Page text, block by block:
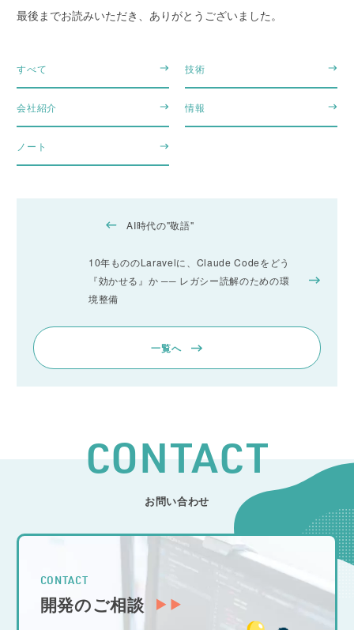
最後までお読みいただき、ありがとうございました。
すべて 技術
会社紹介 情報
ノート
AI時代の"敬語"
10年もののLaravelに、Claude Codeをどう
『効かせる』か ── レガシー読解のための環
境整備
一覧へ
CONTACT
お問い合わせ
CONTACT
開発のご相談